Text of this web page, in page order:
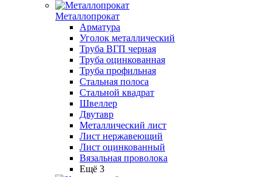
Металлопрокат
Арматура
Уголок металлический
Труба ВГП черная
Труба оцинкованная
Труба профильная
Стальная полоса
Стальной квадрат
Швеллер
Двутавр
Металлический лист
Лист нержавеющий
Лист оцинкованный
Вязальная проволока
Ещё 3